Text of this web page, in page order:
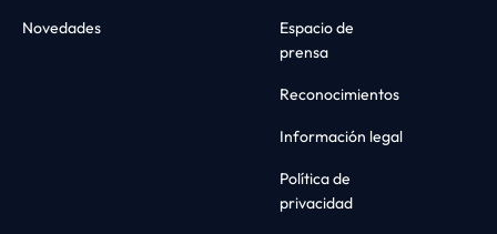
Novedades
Espacio de
prensa
Reconocimientos
Información legal
Política de
privacidad